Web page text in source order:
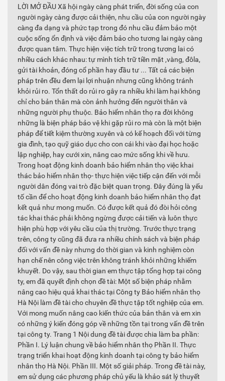
LỜI MỞ ĐẦU Xã hội ngày càng phát triển, đời sống của con
người ngày càng được cải thiện, nhu cầu của con người ngày
càng đa dạng và phức tạp trong đó nhu cầu đảm bảo một
cuộc sống ổn định và việc đảm bảo cho tương lai ngày càng
được quan tâm. Thực hiện việc tích trữ trong tương lai có
nhiều cách khác nhau: tự mình tích trữ tiền mặt ,vàng, đôla,
gửi tài khoản, đóng cổ phần hay đầu tư ... Tất cả các biện
pháp trên đều đem lại lợi nhuận nhưng cũng không tránh
khỏi rủi ro. Tổn thất do rủi ro gây ra nhiều khi làm hại không
chỉ cho bản thân mà còn ảnh hưởng đến người thân và
những người phụ thuộc. Bảo hiểm nhân thọ ra đời không
những là biện pháp bảo vệ khi gặp rủi ro mà còn là một biện
pháp để tiết kiệm thường xuyên và có kế hoạch đối với từng
gia đình, tạo quỹ giáo dục cho con cái khi vào đại học hoặc
lập nghiệp, hay cưới xin, nâng cao mức sống khi về hưu.
Trong hoạt động kinh doanh bảo hiểm nhân thọ việc khai
thác bảo hiểm nhân thọ- thực hiện việc tiếp cận đến với mỗi
người dân đóng vai trò đặc biệt quan trọng. Đây đúng là yếu
tố cần để cho hoạt động kinh doanh bảo hiểm nhân thọ đạt
kết quả như mong muốn. Có được kết quả đó đòi hỏi công
tác khai thác phải không ngừng được cải tiến và luôn thực
hiện phù hợp với yêu cầu của thị trường. Trước thực trạng
trên, công ty cũng đã đưa ra nhiều chính sách và biện pháp
đối với vấn đề này nhưng do thời gian và kinh nghiệm còn
hạn chế nên công việc trên không tránh khỏi những khiếm
khuyết. Do vậy, sau thời gian em thực tập tổng hợp tại công
ty, em đã quyết định chọn đề tài: Một số biện pháp nhằm
nâng cao hiệu quả khai thác tại Công ty Bảo hiểm nhân thọ
Hà Nội làm đề tài cho chuyên đề thực tập tốt nghiệp của em.
Với mong muốn nâng cao kiến thức của bản thân và em xin
có những ý kiến đóng góp về những tồn tại trong vấn đề trên
tại công ty. Trang 1 Nội dung đề tài được chia làm ba phần:
Phần I. Lý luận chung về bảo hiểm nhân thọ Phần II. Thực
trạng triển khai hoạt động kinh doanh tại công ty bảo hiểm
nhân thọ Hà Nội. Phần III. Một số giải pháp. Trong đề tài này,
em sử dụng các phương pháp chủ yếu là khảo sát lý thuyết